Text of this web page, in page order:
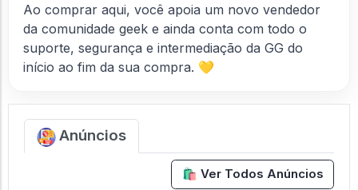
Ao comprar aqui, você apoia um novo vendedor
da comunidade geek e ainda conta com todo o
suporte, segurança e intermediação da GG do
início ao fim da sua compra. 💛
Anúncios
🛍️ Ver Todos Anúncios